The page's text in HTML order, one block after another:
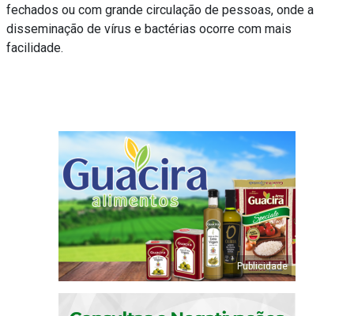
fechados ou com grande circulação de pessoas, onde a
disseminação de vírus e bactérias ocorre com mais
facilidade.